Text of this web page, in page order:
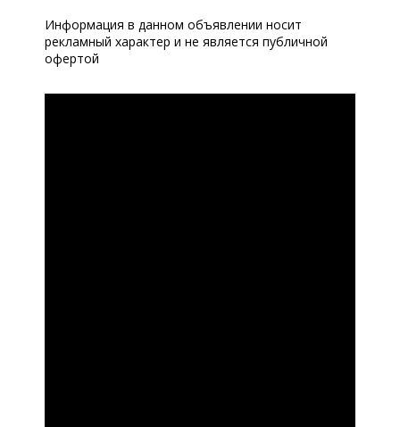
Информация в данном объявлении носит
рекламный характер и не является публичной
офертой